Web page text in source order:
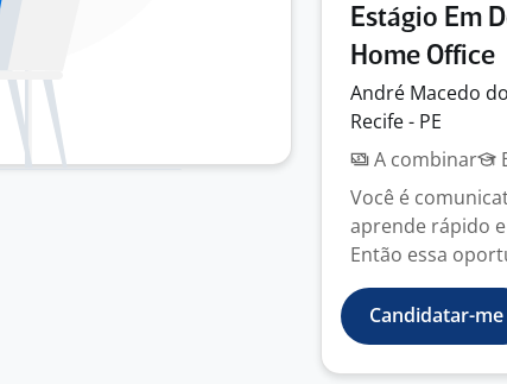
Estágio Em
Home Office
André Macedo
Recife - PE
A combinar
Você é
aprende rápido
Então essa
Candidatar-me